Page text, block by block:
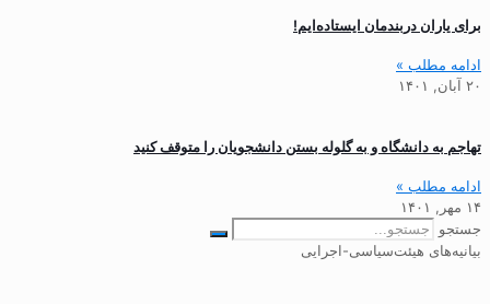
برای یاران دربندمان ایستاده‌ایم!
ادامه مطلب »
۲۰ آبان, ۱۴۰۱
تهاجم به دانشگاه و به گلوله بستن دانشجویان را متوقف کنید
ادامه مطلب »
۱۴ مهر, ۱۴۰۱
جستجو
بیانیه‌های هیئت‌سیاسی-اجرایی